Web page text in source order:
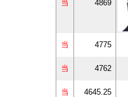
当 4869
当 4775
当 4762
当 4645.25